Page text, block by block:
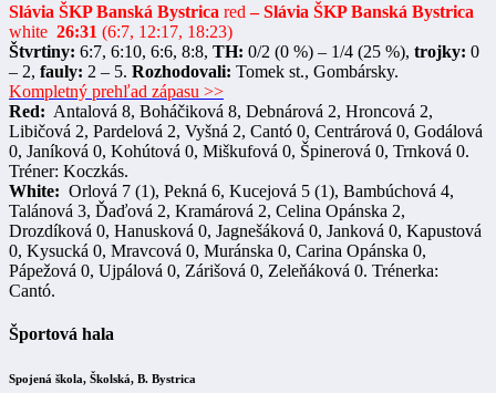
Slávia ŠKP Banská Bystrica red– Slávia ŠKP Banská Bystrica
white 26:31 (6:7, 12:17, 18:23)
Štvrtiny: 6:7, 6:10, 6:6, 8:8, TH: 0/2 (0 %) – 1/4 (25 %), trojky: 0
– 2, fauly: 2 – 5. Rozhodovali: Tomek st., Gombársky.
Kompletný prehľad zápasu >>
Red: Antalová 8, Boháčiková 8, Debnárová 2, Hroncová 2,
Libičová 2, Pardelová 2, Vyšná 2, Cantó 0, Centrárová 0, Godálová
0, Janíková 0, Kohútová 0, Miškufová 0, Špinerová 0, Trnková 0.
Tréner: Koczkás.
White: Orlová 7 (1), Pekná 6, Kucejová 5 (1), Bambúchová 4,
Talánová 3, Ďaďová 2, Kramárová 2, Celina Opánska 2,
Drozdíková 0, Hanusková 0, Jagnešáková 0, Janková 0, Kapustová
0, Kysucká 0, Mravcová 0, Muránska 0, Carina Opánska 0,
Pápežová 0, Ujpálová 0, Zárišová 0, Zeleňáková 0. Trénerka:
Cantó.
Športová hala
Spojená škola, Školská, B. Bystrica